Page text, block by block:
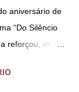
aniversário de
“Do Silêncio
reforçou, mais
que estava